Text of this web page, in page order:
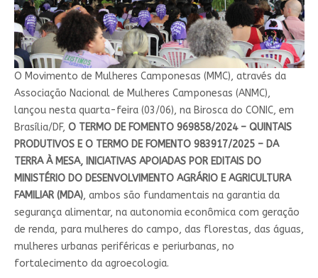
O Movimento de Mulheres Camponesas (MMC), através da
Associação Nacional de Mulheres Camponesas (ANMC),
lançou nesta quarta-feira (03/06), na Birosca do CONIC, em
Brasília/DF, O TERMO DE FOMENTO 969858/2024 – QUINTAIS
PRODUTIVOS E O TERMO DE FOMENTO 983917/2025 – DA
TERRA À MESA, INICIATIVAS APOIADAS POR EDITAIS DO
MINISTÉRIO DO DESENVOLVIMENTO AGRÁRIO E AGRICULTURA
FAMILIAR (MDA), ambos são fundamentais na garantia da
segurança alimentar, na autonomia econômica com geração
de renda, para mulheres do campo, das florestas, das águas,
mulheres urbanas periféricas e periurbanas, no
fortalecimento da agroecologia.